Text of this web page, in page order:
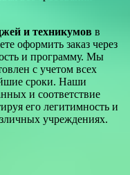
и техникумов в
оформить заказ через
и программу. Мы
с учетом всех
сроки. Наши
и соответствие
его легитимность и
учреждениях.